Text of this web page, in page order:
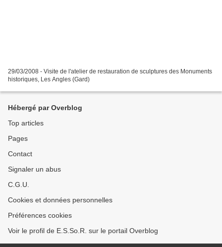
29/03/2008 - Visite de l'atelier de restauration de sculptures des Monuments
historiques, Les Angles (Gard)
Hébergé par Overblog
Top articles
Pages
Contact
Signaler un abus
C.G.U.
Cookies et données personnelles
Préférences cookies
Voir le profil de E.S.So.R. sur le portail Overblog